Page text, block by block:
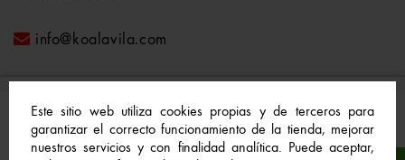
Este sitio web utiliza cookies propias y de terceros para
garantizar el correcto funcionamiento de la tienda, mejorar
nuestros servicios y con finalidad analítica. Puede aceptar,
info@koalavila.com
© 2021-2022 Koala Vila™. Todos los derechos